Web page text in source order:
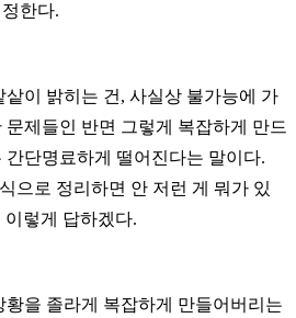
한다.
이 밝히는 건, 사실상 불가능에 가
제들인 반면 그렇게 복잡하게 만드
간단명료하게 떨어진다는 말이다.
으로 정리하면 안 저런 게 뭐가 있
이렇게 답하겠다.
을 졸라게 복잡하게 만들어버리는